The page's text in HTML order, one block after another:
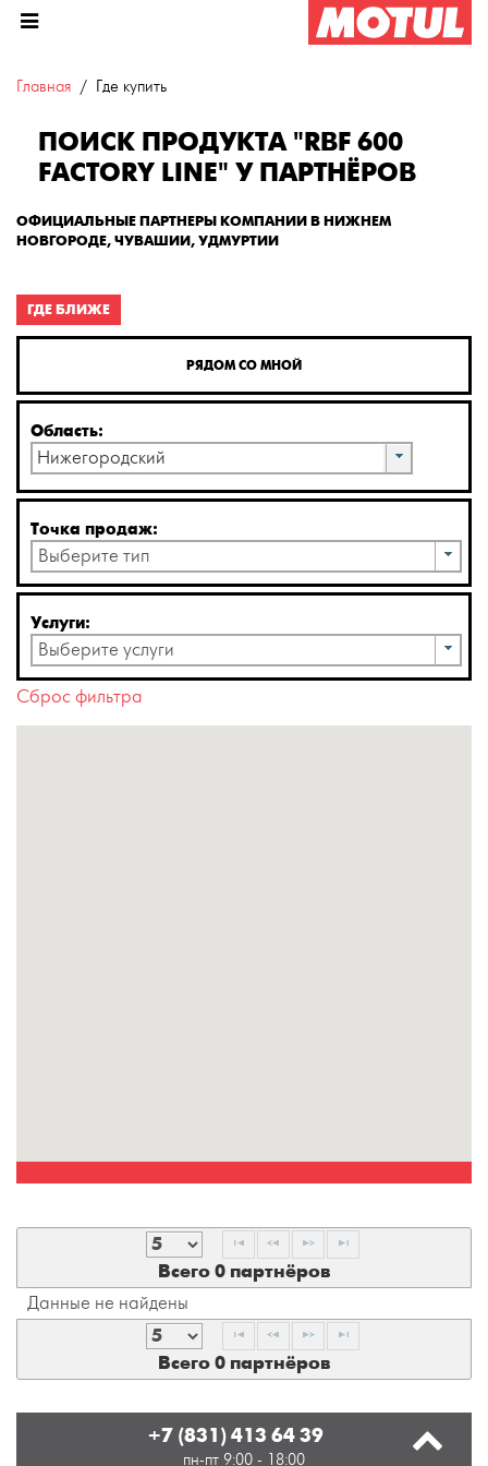
Главная Где купить
ПОИСК ПРОДУКТА "RBF 600
FACTORY LINE" У ПАРТНЁРОВ
ОФИЦИАЛЬНЫЕ ПАРТНЕРЫ КОМПАНИИ В НИЖНЕМ
НОВГОРОДЕ, ЧУВАШИИ, УДМУРТИИ
ГДЕ БЛИЖЕ
РЯДОМ СО МНОЙ
Область:
Нижегородский
Точка продаж:
Выберите тип
Услуги:
Выберите услуги
Сброс фильтра
Всего 0 партнёров
Данные не найдены
Всего 0 партнёров
+7 (831) 413 64 39
пн-пт 9:00 - 18:00